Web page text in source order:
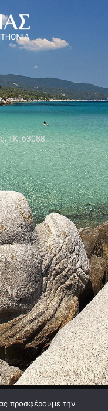
ΤΚ: 63088
προσφέρουμε την